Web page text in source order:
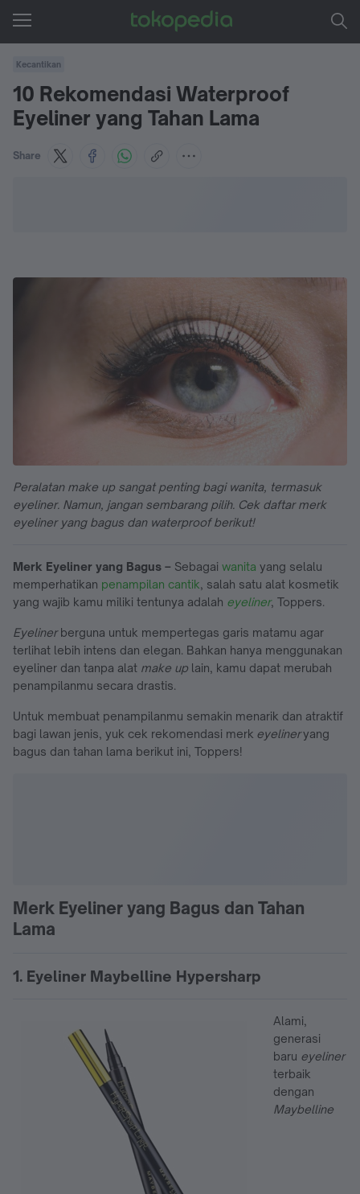
Kecantikan
10 Rekomendasi Waterproof
Eyeliner yang Tahan Lama
Share
Peralatan make up sangat penting bagi wanita, termasuk
eyeliner. Namun, jangan sembarang pilih. Cek daftar merk
eyeliner yang bagus dan waterproof berikut!
Merk Eyeliner yang Bagus – Sebagai wanita yang selalu
memperhatikan penampilan cantik, salah satu alat kosmetik
yang wajib kamu miliki tentunya adalah eyeliner, Toppers.
Eyelinerberguna untuk mempertegas garis matamu agar
terlihat lebih intens dan elegan. Bahkan hanya menggunakan
eyeliner dan tanpa alat make up lain, kamu dapat merubah
penampilanmu secara drastis.
Untuk membuat penampilanmu semakin menarik dan atraktif
bagi lawan jenis, yuk cek rekomendasi merk eyelineryang
bagus dan tahan lama berikut ini, Toppers!
Merk Eyeliner yang Bagus dan Tahan
Lama
1. Eyeliner Maybelline Hypersharp
Alami,
generasi
baru eyeliner
terbaik
dengan
Maybelline